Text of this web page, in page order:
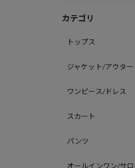
カテゴリ
トップス
ジャケット/アウター
ワンピース/ドレス
スカート
パンツ
オールインワン/サロ